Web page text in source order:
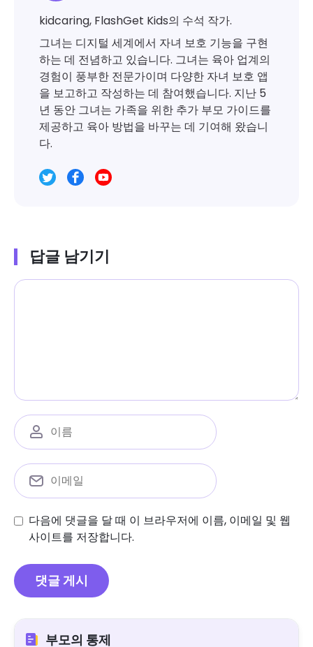
kidcaring, FlashGet Kids의 수석 작가.
그녀는 디지털 세계에서 자녀 보호 기능을 구현
하는 데 전념하고 있습니다. 그녀는 육아 업계의
경험이 풍부한 전문가이며 다양한 자녀 보호 앱
을 보고하고 작성하는 데 참여했습니다. 지난 5
년 동안 그녀는 가족을 위한 추가 부모 가이드를
제공하고 육아 방법을 바꾸는 데 기여해 왔습니
다.
답글 남기기
다음에 댓글을 달 때 이 브라우저에 이름, 이메일 및 웹
사이트를 저장합니다.
부모의 통제